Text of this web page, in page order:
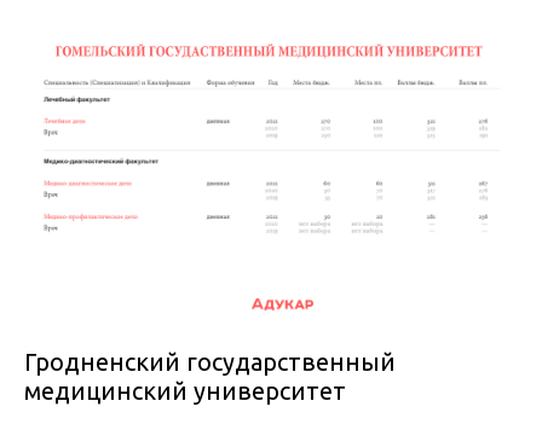
Гродненский государственный
медицинский университет